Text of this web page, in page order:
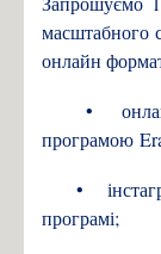
Контакти
масштабного
онлайн
• онлайн-
програмою
•
програмі;